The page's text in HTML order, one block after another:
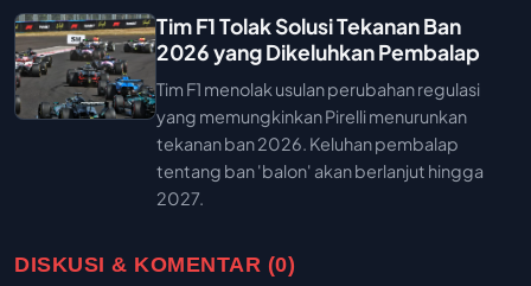
Tim F1 Tolak Solusi Tekanan Ban
2026 yang Dikeluhkan Pembalap
Tim F1 menolak usulan perubahan regulasi
yang memungkinkan Pirelli menurunkan
tekanan ban 2026. Keluhan pembalap
tentang ban 'balon' akan berlanjut hingga
2027.
DISKUSI & KOMENTAR (0)